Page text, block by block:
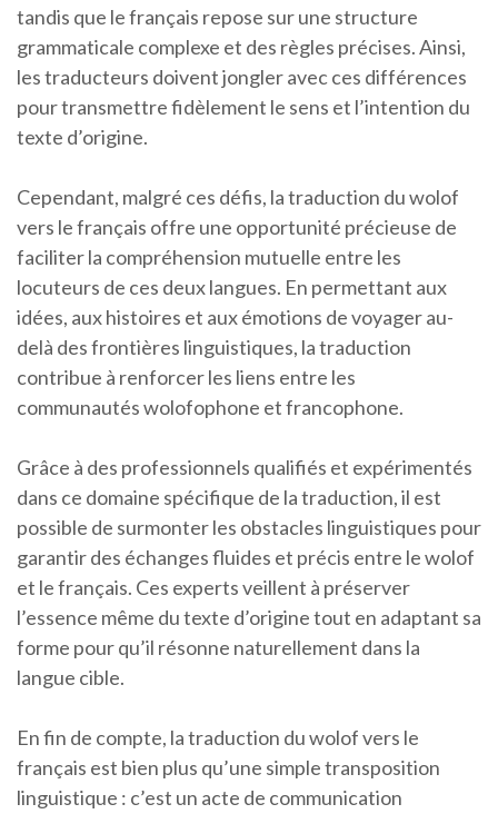
tandis que le français repose sur une structure
grammaticale complexe et des règles précises. Ainsi,
les traducteurs doivent jongler avec ces différences
pour transmettre fidèlement le sens et l’intention du
texte d’origine.
Cependant, malgré ces défis, la traduction du wolof
vers le français offre une opportunité précieuse de
faciliter la compréhension mutuelle entre les
locuteurs de ces deux langues. En permettant aux
idées, aux histoires et aux émotions de voyager au-
delà des frontières linguistiques, la traduction
contribue à renforcer les liens entre les
communautés wolofophone et francophone.
Grâce à des professionnels qualifiés et expérimentés
dans ce domaine spécifique de la traduction, il est
possible de surmonter les obstacles linguistiques pour
garantir des échanges fluides et précis entre le wolof
et le français. Ces experts veillent à préserver
l’essence même du texte d’origine tout en adaptant sa
forme pour qu’il résonne naturellement dans la
langue cible.
En fin de compte, la traduction du wolof vers le
français est bien plus qu’une simple transposition
linguistique : c’est un acte de communication